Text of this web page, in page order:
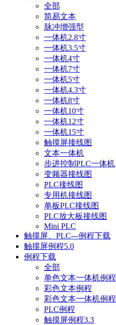
全部
简易文本
脉冲增强型
一体机2.8寸
一体机3.5寸
一体机4寸
一体机7寸
一体机5寸
一体机4.3寸
一体机8寸
一体机10寸
一体机12寸
一体机15寸
触摸屏接线图
文本一体机
步进控制PLC一体机
变频器接线图
PLC接线图
专用机接线图
单板PLC接线图
PLC放大板接线图
Mini PLC
触摸屏、PLC---例程下载
触摸屏例程5.0
例程下载
全部
单色文本一体机例程
彩色文本例程
彩色文本一体机例程
PLC例程
触摸屏例程3.3